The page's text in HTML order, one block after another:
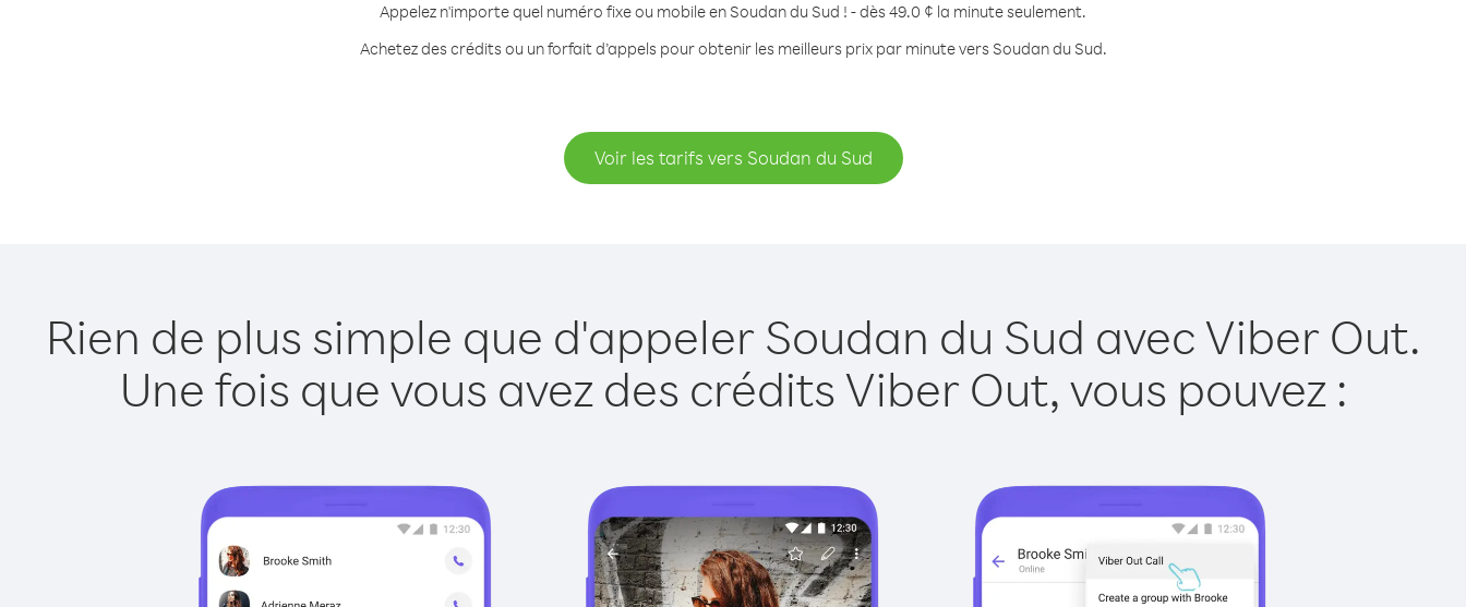
Appelez n'importe quel numéro fixe ou mobile en Soudan du Sud ! - dès 49.0 ¢ la minute seulement.
Achetez des crédits ou un forfait d’appels pour obtenir les meilleurs prix par minute vers Soudan du Sud.
Voir les tarifs vers Soudan du Sud
Rien de plus simple que d'appeler Soudan du Sud avec Viber Out.
Une fois que vous avez des crédits Viber Out, vous pouvez :